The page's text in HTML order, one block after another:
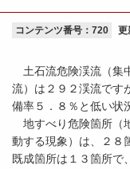
コンテンツ番号：720 更
土石流危険渓流（集
流）は２９２渓流です
備率５．８％と低い状
地すべり危険箇所（
動する現象）は、２８
既成箇所は１３箇所で